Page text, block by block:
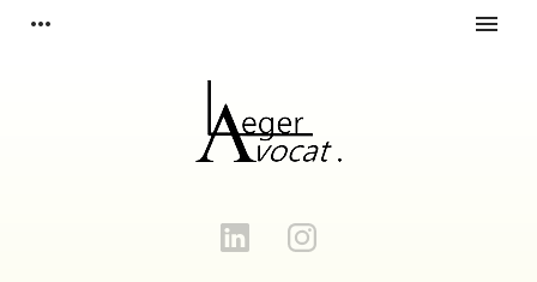
more_horiz menu